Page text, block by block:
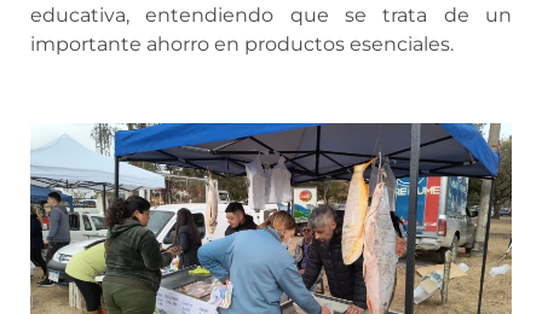
educativa, entendiendo que se trata de un
importante ahorro en productos esenciales.